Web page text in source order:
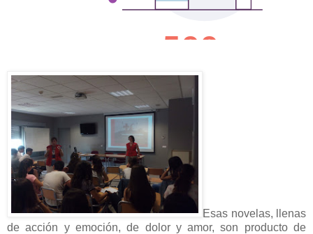
Esas novelas, llenas
de acción y emoción, de dolor y amor, son producto de